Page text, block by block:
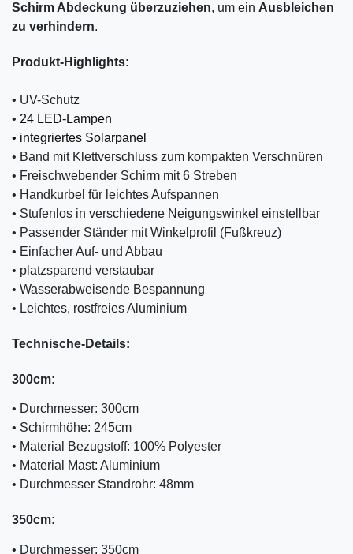
Schirm Abdeckung überzuziehen, um ein Ausbleichen
zu verhindern.
Produkt-Highlights:
• UV-Schutz
• 24 LED-Lampen
• integriertes Solarpanel
• Band mit Klettverschluss zum kompakten Verschnüren
• Freischwebender Schirm mit 6 Streben
• Handkurbel für leichtes Aufspannen
• Stufenlos in verschiedene Neigungswinkel einstellbar
• Passender Ständer mit Winkelprofil (Fußkreuz)
• Einfacher Auf- und Abbau
• platzsparend verstaubar
• Wasserabweisende Bespannung
• Leichtes, rostfreies Aluminium
Technische-Details:
300cm:
• Durchmesser: 300cm
• Schirmhöhe: 245cm
• Material Bezugstoff: 100% Polyester
• Material Mast: Aluminium
• Durchmesser Standrohr: 48mm
350cm:
• Durchmesser: 350cm